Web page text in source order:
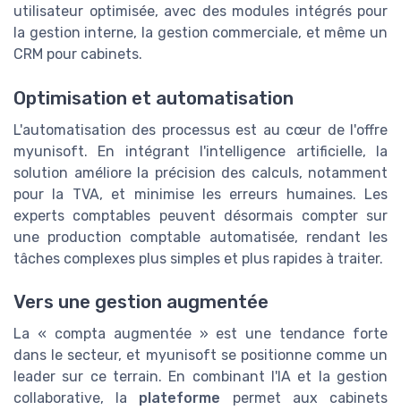
utilisateur optimisée, avec des modules intégrés pour
la gestion interne, la gestion commerciale, et même un
CRM pour cabinets.
Optimisation et automatisation
L'automatisation des processus est au cœur de l'offre
myunisoft. En intégrant l'intelligence artificielle, la
solution améliore la précision des calculs, notamment
pour la TVA, et minimise les erreurs humaines. Les
experts comptables peuvent désormais compter sur
une production comptable automatisée, rendant les
tâches complexes plus simples et plus rapides à traiter.
Vers une gestion augmentée
La « compta augmentée » est une tendance forte
dans le secteur, et myunisoft se positionne comme un
leader sur ce terrain. En combinant l'IA et la gestion
collaborative, la plateforme permet aux cabinets